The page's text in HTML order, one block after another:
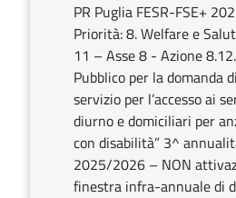
PR Puglia FESR-FSE+
Priorità: 8. Welfare e
11 – Asse 8 - Azione
Pubblico per la domanda
servizio per l’accesso ai
diurno e domiciliari per
con disabilità” 3^
2025/2026 – NON
finestra infra-annuale di